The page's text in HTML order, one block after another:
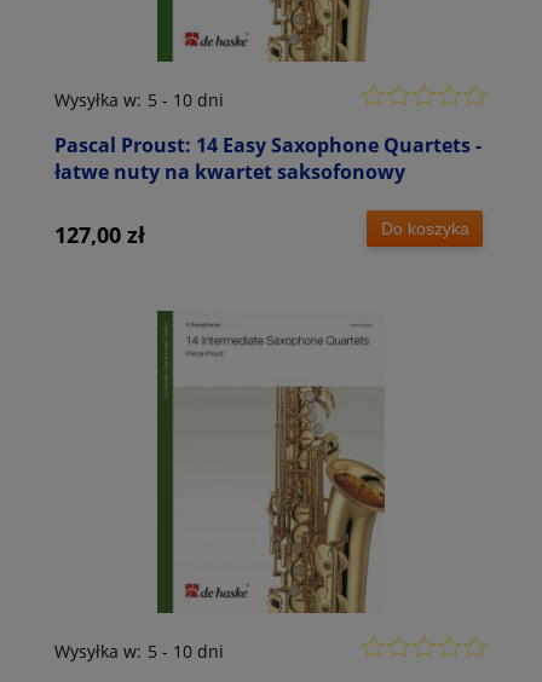
Pascal Proust: 14 Easy Saxophone Quartets -
łatwe nuty na kwartet saksofonowy
Wysyłka w: 5 - 10 dni
127,00 zł Do koszyka
Wysyłka w: 5 - 10 dni